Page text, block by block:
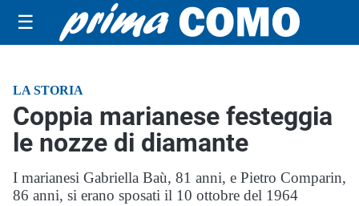
☰
LA STORIA
Coppia marianese festeggia
le nozze di diamante
I marianesi Gabriella Baù, 81 anni, e Pietro Comparin,
86 anni, si erano sposati il 10 ottobre del 1964